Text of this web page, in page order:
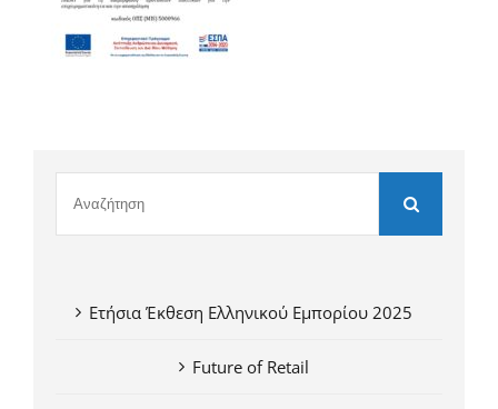
Ετήσια Έκθεση Ελληνικού Εμπορίου 2025
Future of Retail